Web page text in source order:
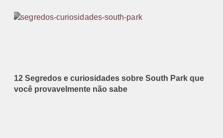
12 Segredos e curiosidades sobre South Park que
você provavelmente não sabe